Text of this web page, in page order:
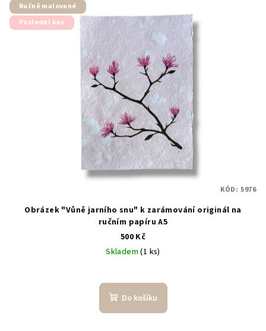
Ručně malované
Poslední kus
Obrázek "Vůně jarního snu" k zarámování originál na
ručním papíru A5
500 Kč
Skladem(1 ks)
Do košíku
KÓD: 5976